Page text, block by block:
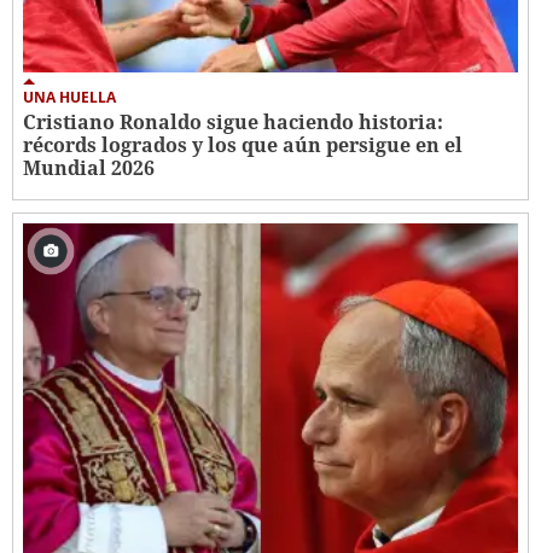
UNA HUELLA
Cristiano Ronaldo sigue haciendo historia:
récords logrados y los que aún persigue en el
Mundial 2026